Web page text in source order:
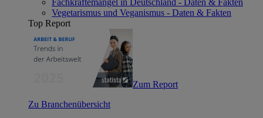
Vegetarismus und Veganismus - Daten & Fakten
Top Report
Zum Report
Zu Branchenübersicht